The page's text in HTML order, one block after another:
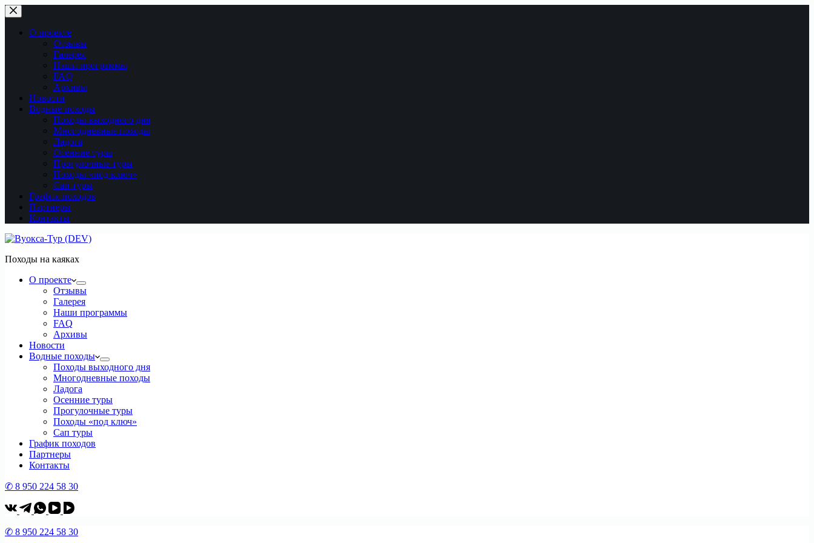
Перейти
к
сути
О проекте
Отзывы
Галерея
Наши программы
FAQ
Архивы
Новости
Водные походы
Походы выходного дня
Многодневные походы
Ладога
Осенние туры
Прогулочные туры
Походы «под ключ»
Сап туры
График походов
Партнеры
Контакты
Походы на каяках
О проекте
Отзывы
Галерея
Наши программы
FAQ
Архивы
Новости
Водные походы
Походы выходного дня
Многодневные походы
Ладога
Осенние туры
Прогулочные туры
Походы «под ключ»
Сап туры
График походов
Партнеры
Контакты
✆ 8 950 224 58 30
✆ 8 950 224 58 30